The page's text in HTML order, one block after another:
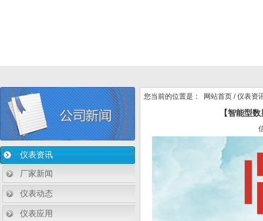
仪表资讯
厂家新闻
仪表动态
仪表应用
您当前的位置是： 网站首页 /仪表资
【智能型